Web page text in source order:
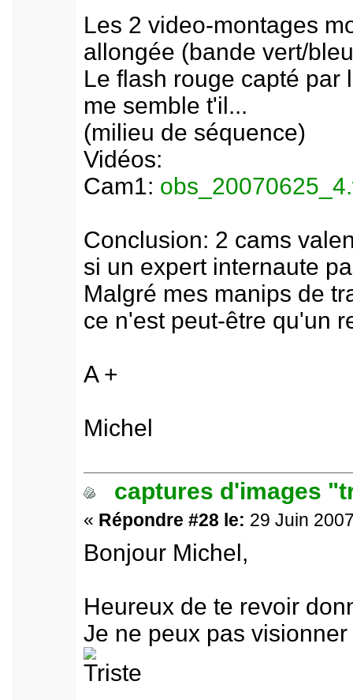
Les 2 video-montages
allongée (bande vert/
Le flash rouge capté par
me semble t'il...
(milieu de séquence)
Vidéos:
Cam1:
Conclusion: 2 cams
si un expert internaute
Malgré mes manips de
ce n'est peut-être qu'un
A +
Michel
captures d'images
« Répondre #28 le: 29 Juin
Bonjour Michel,
Heureux de te revoir
Je ne peux pas